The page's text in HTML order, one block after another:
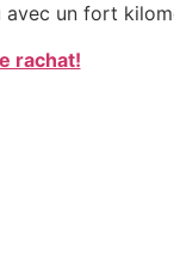
avec un fort
rachat!